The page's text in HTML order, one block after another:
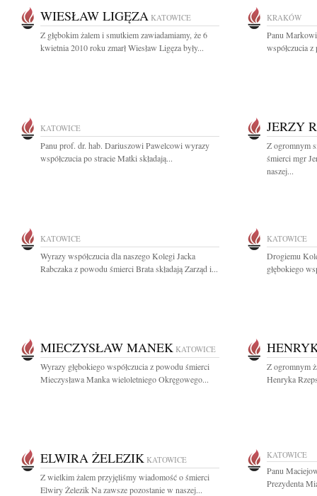
WIESŁAW LIGĘZA KATOWICE
Z głębokim żalem i smutkiem zawiadamiamy, że 6
kwietnia 2010 roku zmarł Wiesław Ligęza były...
KRAKÓW
Panu
współczucia z
KATOWICE
Panu prof. dr. hab. Dariuszowi Pawelcowi wyrazy
współczucia po stracie Matki składają...
JERZY
Z ogromnym
śmierci mgr
naszej...
KATOWICE
Wyrazy współczucia dla naszego Kolegi Jacka
Rabczaka z powodu śmierci Brata składają Zarząd i...
KATOWICE
Drogiemu
głębokiego
MIECZYSŁAW MANEK KATOWICE
Wyrazy głębokiego współczucia z powodu śmierci
Mieczysława Manka wieloletniego Okręgowego...
Z ogromnym
Henryka
ELWIRA ŻELEZIK KATOWICE
Z wielkim żalem przyjęliśmy wiadomość o śmierci
Elwiry Żelezik Na zawsze pozostanie w naszej...
KATOWICE
Panu
Prezydenta